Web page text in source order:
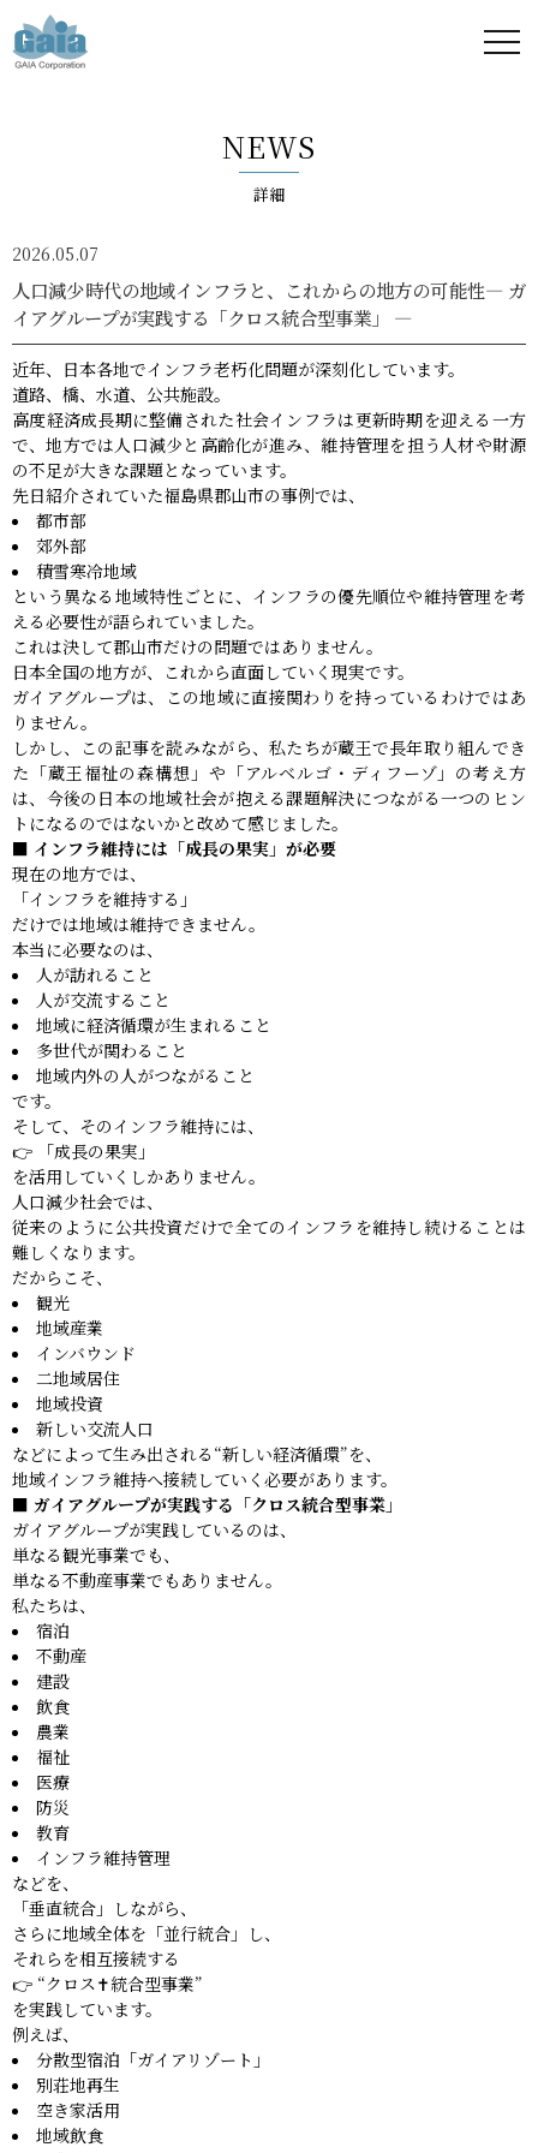
ア -
GAIA
Corporation
-
NEWS
詳細
2026.05.07
人口減少時代の地域インフラと、これからの地方の可能性― ガ
イアグループが実践する「クロス統合型事業」 ―
近年、日本各地でインフラ老朽化問題が深刻化しています。
道路、橋、水道、公共施設――。
高度経済成長期に整備された社会インフラは更新時期を迎える一方
で、地方では人口減少と高齢化が進み、維持管理を担う人材や財源
の不足が大きな課題となっています。
先日紹介されていた福島県郡山市の事例では、
都市部
郊外部
積雪寒冷地域
という異なる地域特性ごとに、インフラの優先順位や維持管理を考
える必要性が語られていました。
これは決して郡山市だけの問題ではありません。
日本全国の地方が、これから直面していく現実です。
ガイアグループは、この地域に直接関わりを持っているわけではあ
りません。
しかし、この記事を読みながら、私たちが蔵王で長年取り組んでき
た「蔵王福祉の森構想」や「アルベルゴ・ディフーゾ」の考え方
は、今後の日本の地域社会が抱える課題解決につながる一つのヒン
トになるのではないかと改めて感じました。
■ インフラ維持には「成長の果実」が必要
現在の地方では、
「インフラを維持する」
だけでは地域は維持できません。
本当に必要なのは、
人が訪れること
人が交流すること
地域に経済循環が生まれること
多世代が関わること
地域内外の人がつながること
です。
そして、そのインフラ維持には、
👉 「成長の果実」
を活用していくしかありません。
人口減少社会では、
従来のように公共投資だけで全てのインフラを維持し続けることは
難しくなります。
だからこそ、
観光
地域産業
インバウンド
二地域居住
地域投資
新しい交流人口
などによって生み出される“新しい経済循環”を、
地域インフラ維持へ接続していく必要があります。
■ ガイアグループが実践する「クロス統合型事業」
ガイアグループが実践しているのは、
単なる観光事業でも、
単なる不動産事業でもありません。
私たちは、
宿泊
不動産
建設
飲食
農業
福祉
医療
防災
教育
インフラ維持管理
などを、
「垂直統合」しながら、
さらに地域全体を「並行統合」し、
それらを相互接続する
👉 “クロス✝️統合型事業”
を実践しています。
例えば、
分散型宿泊「ガイアリゾート」
別荘地再生
空き家活用
地域飲食